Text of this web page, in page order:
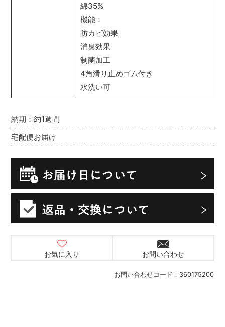
お問い合わせコード： 360175200
納期：約1週間
宅配便お届け
お気に入り お問い合わせ
綿35%
機能：
防カビ効果
消臭効果
制菌加工
4角滑り止めゴム付き
水洗い可